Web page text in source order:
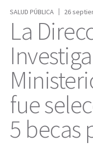
SALUD PÚBLICA
26
La
fue
5 becas